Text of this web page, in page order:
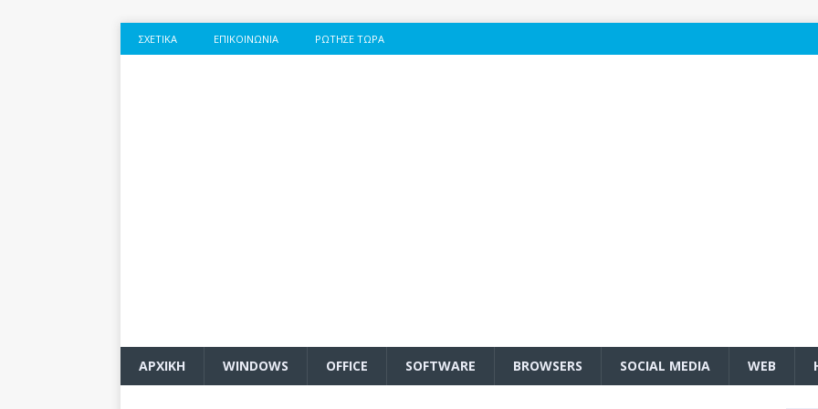
ΣΧΕΤΙΚΆ ΕΠΙΚΟΙΝΩΝΊΑ ΡΏΤΗΣΕ ΤΏΡΑ
ΑΡΧΙΚΗ WINDOWS OFFICE SOFTWARE BROWSERS SOCIAL MEDIA WEB